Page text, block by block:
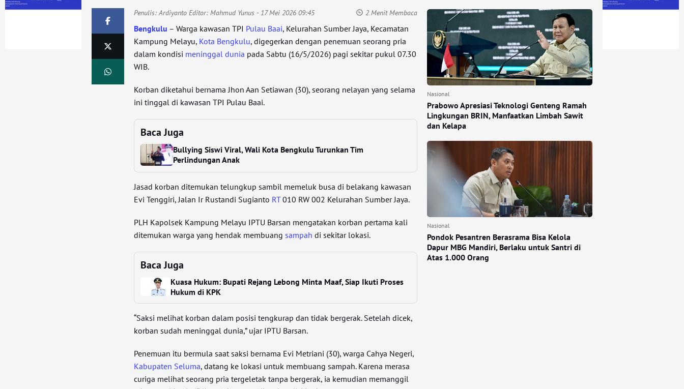
Penulis:Ardiyanto Editor: Mahmud Yunus - 17 Mei 2026 09:45 2 Menit Membaca
Bengkulu – Warga kawasan TPI Pulau Baai, Kelurahan Sumber Jaya, Kecamatan
Kampung Melayu, Kota Bengkulu, digegerkan dengan penemuan seorang pria
dalam kondisi meninggal dunia pada Sabtu (16/5/2026) pagi sekitar pukul 07.30
WIB.
Korban diketahui bernama Jhon Aan Setiawan (30), seorang nelayan yang selama
ini tinggal di kawasan TPI Pulau Baai.
Baca Juga
Bullying Siswi Viral, Wali Kota Bengkulu Turunkan Tim
Perlindungan Anak
Jasad korban ditemukan telungkup sambil memeluk busa di belakang kawasan
Evi Tenggiri, Jalan Ir Rustandi Sugianto RT010 RW 002 Kelurahan Sumber Jaya.
PLH Kapolsek Kampung Melayu IPTU Barsan mengatakan korban pertama kali
ditemukan warga yang hendak membuang sampah di sekitar lokasi.
Baca Juga
Kuasa Hukum: Bupati Rejang Lebong Minta Maaf, Siap Ikuti Proses
Hukum di KPK
“Saksi melihat korban dalam posisi tengkurap dan tidak bergerak. Setelah dicek,
korban sudah meninggal dunia,” ujar IPTU Barsan.
Penemuan itu bermula saat saksi bernama Evi Metriani (30), warga Cahya Negeri,
Kabupaten Seluma, datang ke lokasi untuk membuang sampah. Karena merasa
curiga melihat seorang pria tergeletak tanpa bergerak, ia kemudian memanggil
Nasional
Prabowo Apresiasi Teknologi Genteng Ramah
Lingkungan BRIN, Manfaatkan Limbah Sawit
dan Kelapa
Nasional
Pondok Pesantren Berasrama Bisa Kelola
Dapur MBG Mandiri, Berlaku untuk Santri di
Atas 1.000 Orang